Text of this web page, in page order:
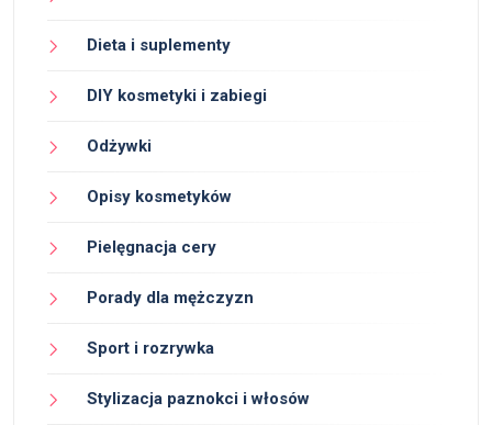
Dieta i suplementy
DIY kosmetyki i zabiegi
Odżywki
Opisy kosmetyków
Pielęgnacja cery
Porady dla mężczyzn
Sport i rozrywka
Stylizacja paznokci i włosów